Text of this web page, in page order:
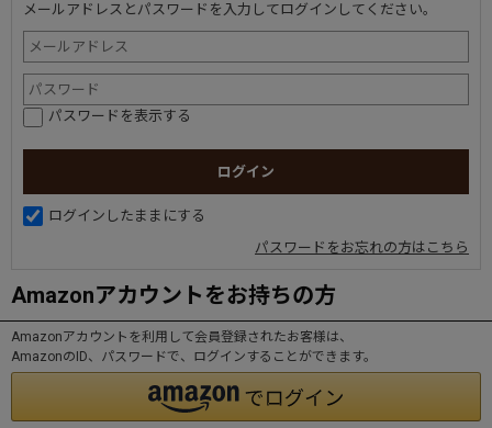
メールアドレスとパスワードを入力してログインしてください。
パスワードを表示する
ログインしたままにする
パスワードをお忘れの方はこちら
Amazonアカウントをお持ちの方
Amazonアカウントを利用して会員登録されたお客様は、
AmazonのID、パスワードで、ログインすることができます。